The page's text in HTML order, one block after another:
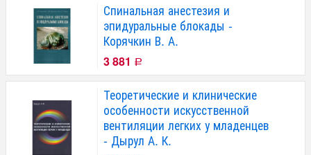
Спинальная анестезия и
эпидуральные блокады -
Корячкин В. А.
3 881 Р
Теоретические и клинические
особенности искусственной
вентиляции легких у младенцев
- Дырул А. К.